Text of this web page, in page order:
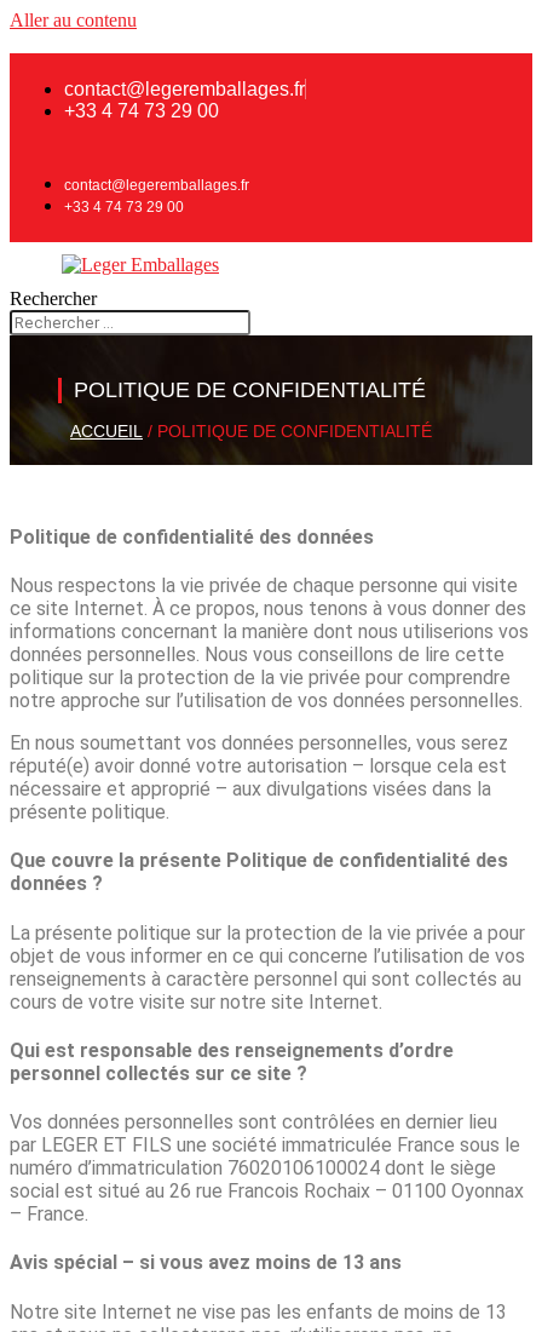
Aller au contenu
contact@legeremballages.fr
+33 4 74 73 29 00
contact@legeremballages.fr
+33 4 74 73 29 00
Rechercher
POLITIQUE DE CONFIDENTIALITÉ
ACCUEIL / POLITIQUE DE CONFIDENTIALITÉ
Politique de confidentialité des données
Nous respectons la vie privée de chaque personne qui visite
ce site Internet. À ce propos, nous tenons à vous donner des
informations concernant la manière dont nous utiliserions vos
données personnelles. Nous vous conseillons de lire cette
politique sur la protection de la vie privée pour comprendre
notre approche sur l’utilisation de vos données personnelles.
En nous soumettant vos données personnelles, vous serez
réputé(e) avoir donné votre autorisation – lorsque cela est
nécessaire et approprié – aux divulgations visées dans la
présente politique.
Que couvre la présente Politique de confidentialité des
données ?
La présente politique sur la protection de la vie privée a pour
objet de vous informer en ce qui concerne l’utilisation de vos
renseignements à caractère personnel qui sont collectés au
cours de votre visite sur notre site Internet.
Qui est responsable des renseignements d’ordre
personnel collectés sur ce site ?
Vos données personnelles sont contrôlées en dernier lieu
par LEGER ET FILS une société immatriculée France sous le
numéro d’immatriculation 76020106100024 dont le siège
social est situé au 26 rue Francois Rochaix – 01100 Oyonnax
– France.
Avis spécial – si vous avez moins de 13 ans
Notre site Internet ne vise pas les enfants de moins de 13